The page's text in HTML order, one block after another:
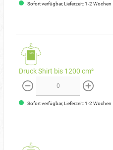
Sofort verfügbar, Lieferzeit: 1-2 Wochen
Druck Shirt bis 1200 cm²
weniger mehr
Sofort verfügbar, Lieferzeit: 1-2 Wochen